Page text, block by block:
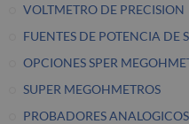
VOLTMETRO DE PRECISION
FUENTES DE POTENCIA DE
OPCIONES SPER
SUPER MEGOHMETROS
PROBADORES ANALOGICOS